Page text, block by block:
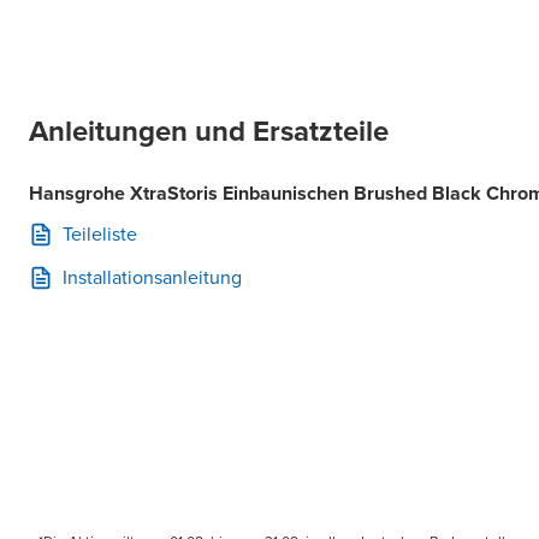
Anleitungen und Ersatzteile
Hansgrohe XtraStoris Einbaunischen Brushed Black
Teileliste
Installationsanleitung